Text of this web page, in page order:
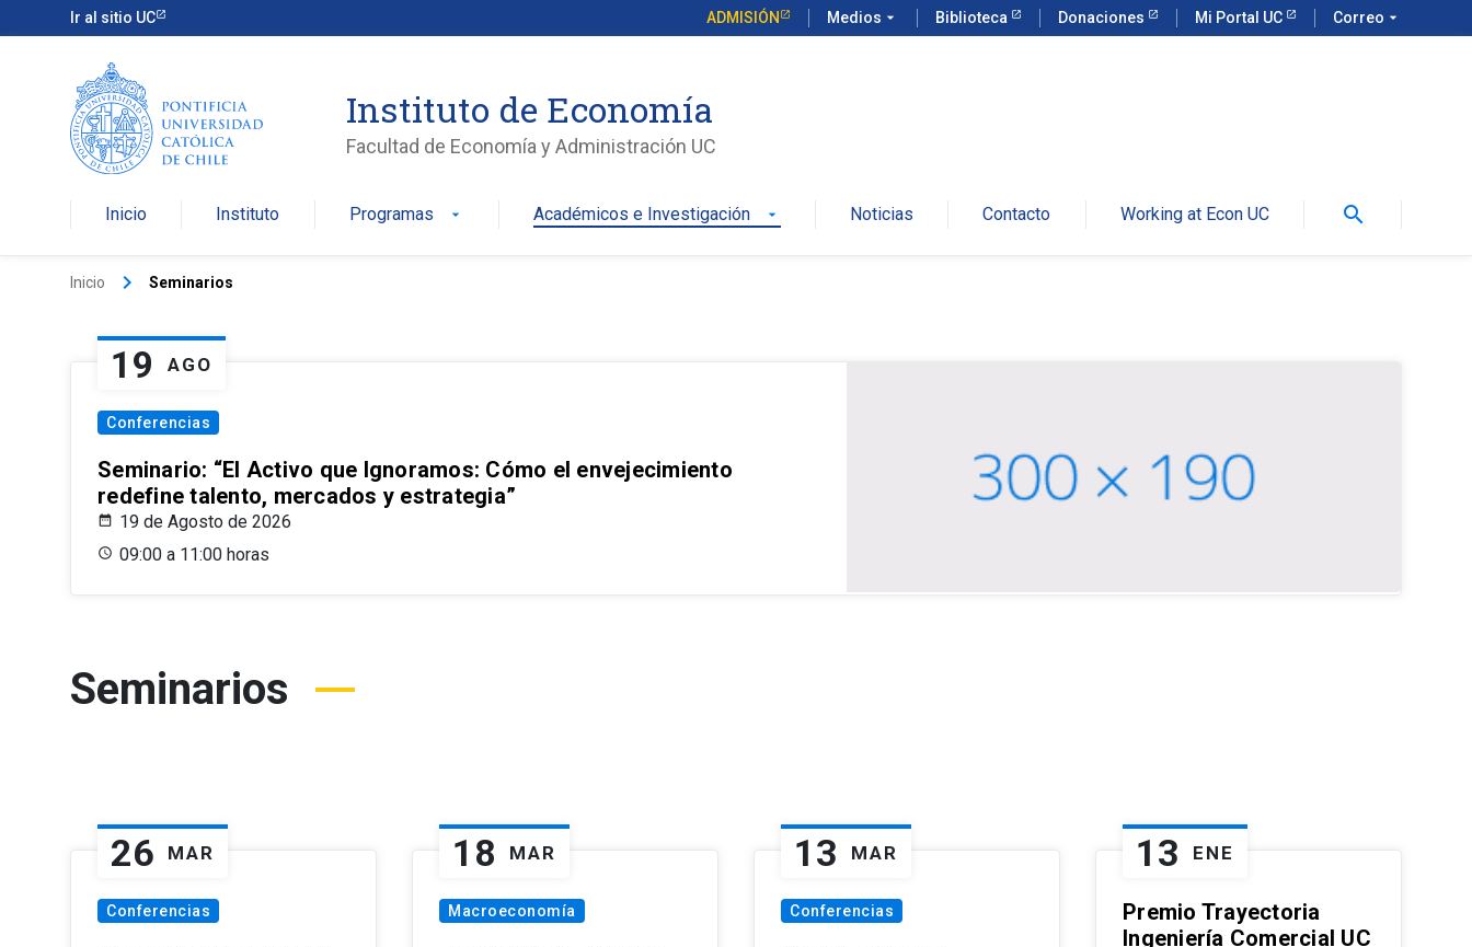
Ir al sitio UC ADMISIÓN Medios arrow_drop_down Biblioteca Donaciones Mi Portal UC Correo arrow_drop_down
Instituto de Economía
Facultad de Economía y Administración UC
Inicio Instituto Programas arrow_drop_down Académicos e Investigación arrow_drop_down Noticias Contacto Working at Econ UC search
Inicio keyboard_arrow_right Seminarios
19 AGO
Conferencias
Seminario: “El Activo que Ignoramos: Cómo el envejecimiento
redefine talento, mercados y estrategia”
19 de Agosto de 2026
09:00 a 11:00 horas
Seminarios
26 MAR
Conferencias
18 MAR
Macroeconomía
13 MAR
Conferencias
13 ENE
Premio Trayectoria
Ingeniería Comercial UC